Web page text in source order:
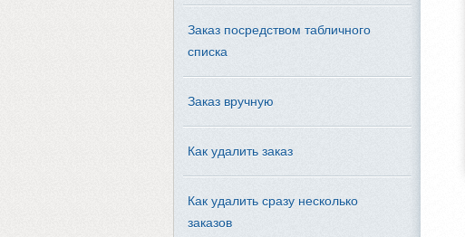
Заказ посредством табличного
списка
Заказ вручную
Как удалить заказ
Как удалить сразу несколько
заказов